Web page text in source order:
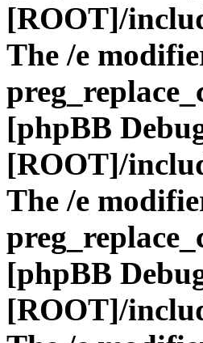
[ROOT]/
The /e
[phpBB
[ROOT]/
The /e
[phpBB
[ROOT]/